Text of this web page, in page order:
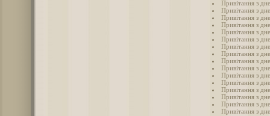
Привітання з
Привітання з
Привітання з
Привітання з
Привітання з
Привітання з
Привітання з
Привітання з
Привітання з
Привітання з
Привітання з
Привітання з
Привітання з
Привітання з
Привітання з
Привітання з